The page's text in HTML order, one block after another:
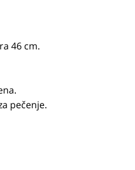
46 cm.
pečenje.